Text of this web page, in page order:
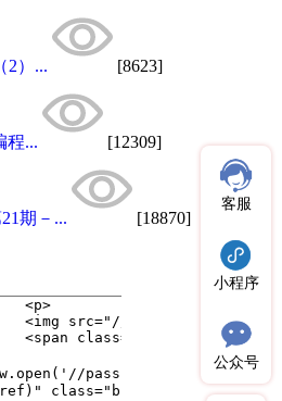
2）... [8623]
程... [12309]
期－... [18870]
客服
小程序
公众号